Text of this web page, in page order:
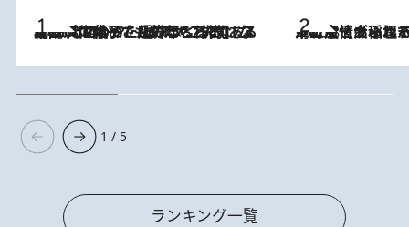
2026.8.5
【阿川佐和子さんの年とる力】なぜ70代で始めた趣味は“こんなに楽しい”のか？ ピアノ、俳句…スランプに陥っても続けられる“ある秘訣”とは 2026.8.5
下町風情あふれる台北屈指の人気エリア・大稲埕でセンスのいい台湾土産《ヴ
1 / 5
ランキング一覧